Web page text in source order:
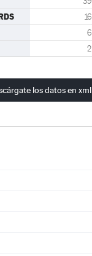
16
6
2
los datos en xml